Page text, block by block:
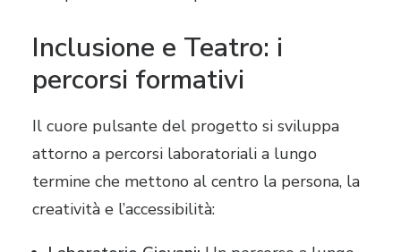
Inclusione e Teatro: i
percorsi formativi
Il cuore pulsante del progetto si sviluppa
attorno a percorsi laboratoriali a lungo
termine che mettono al centro la persona, la
creatività e l’accessibilità: